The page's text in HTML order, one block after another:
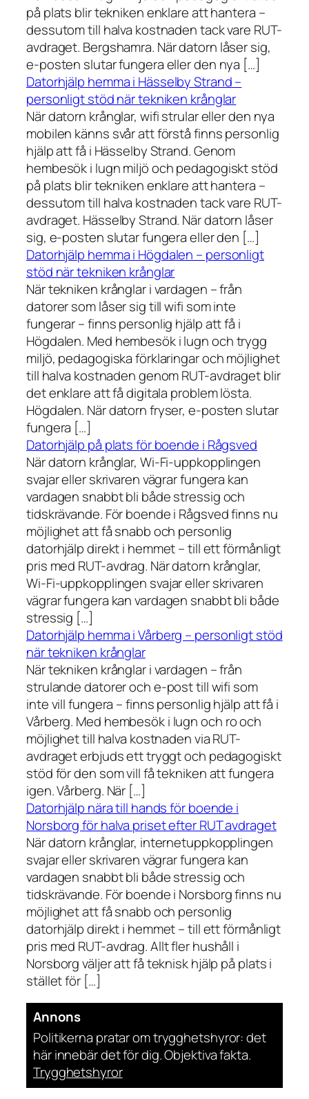
på plats blir tekniken enklare att hantera –
dessutom till halva kostnaden tack vare RUT-
avdraget. Bergshamra. När datorn låser sig,
e-posten slutar fungera eller den nya […]
Datorhjälp hemma i Hässelby Strand –
personligt stöd när tekniken krånglar
När datorn krånglar, wifi strular eller den nya
mobilen känns svår att förstå finns personlig
hjälp att få i Hässelby Strand. Genom
hembesök i lugn miljö och pedagogiskt stöd
på plats blir tekniken enklare att hantera –
dessutom till halva kostnaden tack vare RUT-
avdraget. Hässelby Strand. När datorn låser
sig, e-posten slutar fungera eller den […]
Datorhjälp hemma i Högdalen – personligt
stöd när tekniken krånglar
När tekniken krånglar i vardagen – från
datorer som låser sig till wifi som inte
fungerar – finns personlig hjälp att få i
Högdalen. Med hembesök i lugn och trygg
miljö, pedagogiska förklaringar och möjlighet
till halva kostnaden genom RUT-avdraget blir
det enklare att få digitala problem lösta.
Högdalen. När datorn fryser, e-posten slutar
fungera […]
Datorhjälp på plats för boende i Rågsved
När datorn krånglar, Wi-Fi-uppkopplingen
svajar eller skrivaren vägrar fungera kan
vardagen snabbt bli både stressig och
tidskrävande. För boende i Rågsved finns nu
möjlighet att få snabb och personlig
datorhjälp direkt i hemmet – till ett förmånligt
pris med RUT-avdrag. När datorn krånglar,
Wi-Fi-uppkopplingen svajar eller skrivaren
vägrar fungera kan vardagen snabbt bli både
stressig […]
Datorhjälp hemma i Vårberg – personligt stöd
när tekniken krånglar
När tekniken krånglar i vardagen – från
strulande datorer och e-post till wifi som
inte vill fungera – finns personlig hjälp att få i
Vårberg. Med hembesök i lugn och ro och
möjlighet till halva kostnaden via RUT-
avdraget erbjuds ett tryggt och pedagogiskt
stöd för den som vill få tekniken att fungera
igen. Vårberg. När […]
Datorhjälp nära till hands för boende i
Norsborg för halva priset efter RUT avdraget
När datorn krånglar, internetuppkopplingen
svajar eller skrivaren vägrar fungera kan
vardagen snabbt bli både stressig och
tidskrävande. För boende i Norsborg finns nu
möjlighet att få snabb och personlig
datorhjälp direkt i hemmet – till ett förmånligt
pris med RUT-avdrag. Allt fler hushåll i
Norsborg väljer att få teknisk hjälp på plats i
stället för […]
Annons
Politikerna pratar om trygghetshyror: det
här innebär det för dig. Objektiva fakta.
Trygghetshyror